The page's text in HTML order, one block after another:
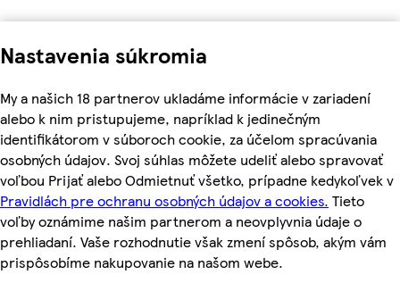
Nastavenia súkromia
My a našich 18 partnerov ukladáme informácie v zariadení
alebo k nim pristupujeme, napríklad k jedinečným
identifikátorom v súboroch cookie, za účelom spracúvania
osobných údajov. Svoj súhlas môžete udeliť alebo spravovať
voľbou Prijať alebo Odmietnuť všetko, prípadne kedykoľvek v
Pravidlách pre ochranu osobných údajov a cookies. Tieto
voľby oznámime našim partnerom a neovplyvnia údaje o
prehliadaní. Vaše rozhodnutie však zmení spôsob, akým vám
prispôsobíme nakupovanie na našom webe.